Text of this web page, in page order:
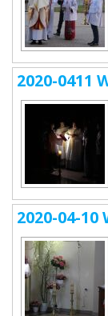
2020-0411
2020-04-